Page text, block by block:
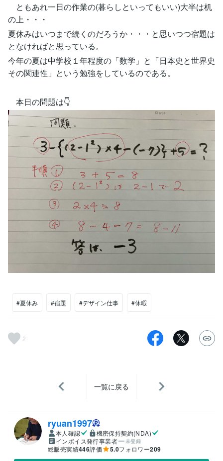
ともあれ一日の作業の(暮らしといってもいい)大半は机
の上・・・
夏休みはいつまで続くのだろうか・・・と思いつつ宿題は
となければと思っている。
今年の夏は中学校１年程度の「数学」と「日本史と世界史
その関連性」という勉強をしているのである。
本日の問題は👇
#夏休み #宿題 #デザイン仕事 #休暇
2
一覧に戻る
ryuan1997
本人確認
機密保持契約(NDA)
インボイス発行事業者
未登録
総販売実績446評価 5.0フォロワー209